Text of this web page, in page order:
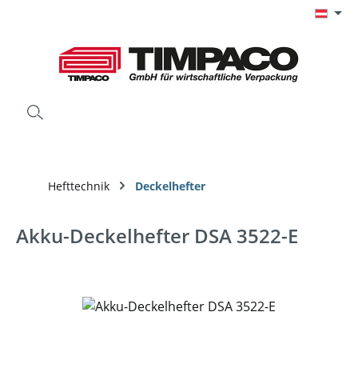
Hefttechnik Deckelhefter
Akku-Deckelhefter DSA 3522-E
Bildergalerie überspringen